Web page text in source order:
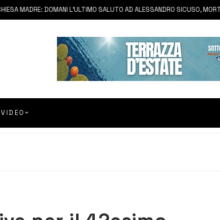
MADRE: DOMANI L’ULTIMO SALUTO AD ALESSANDRO SICUSO, MORTO
VIDEO